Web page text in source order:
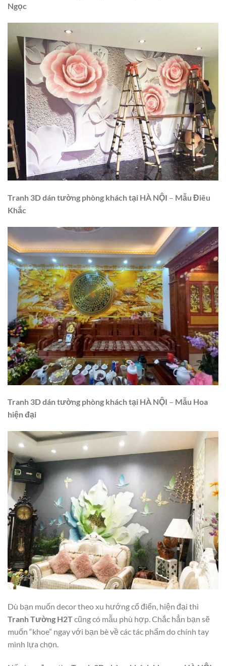
Ngọc
Tranh 3D dán tường phòng khách tại HÀ NỘI – Mẫu Điêu
Khắc
Tranh 3D dán tường phòng khách tại HÀ NỘI – Mẫu Hoa
hiện đại
Dù bạn muốn decor theo xu hướng cổ điển, hiện đại thì
Tranh Tường H2Tcũng có mẫu phù hợp. Chắc hẳn bạn sẽ
muốn “khoe” ngay với bạn bè về các tác phẩm do chính tay
mình lựa chọn.